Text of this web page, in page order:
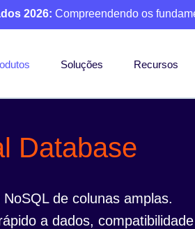
2026: Compreendendo os
Soluções Recursos
Database
de colunas amplas.
a dados, compatibilidade